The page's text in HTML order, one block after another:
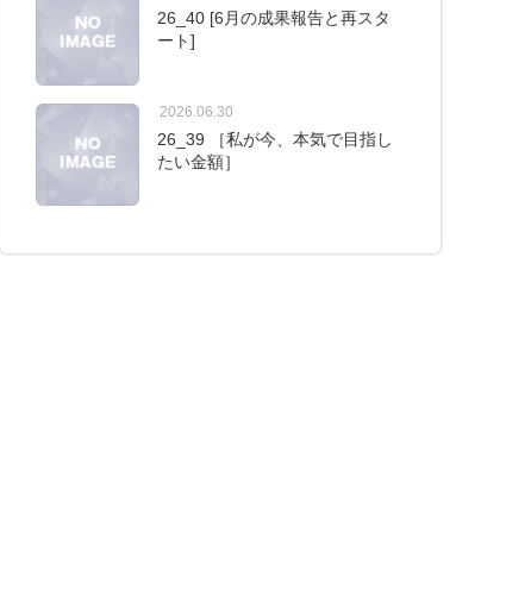
26_40 [6月の成果報告と再スタ
ート]
2026.06.30
26_39 ［私が今、本気で目指し
たい金額］